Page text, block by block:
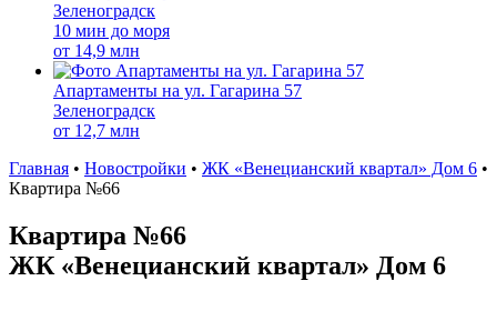
Зеленоградск
10 мин до моря
от 14,9 млн
Апартаменты на ул. Гагарина 57
Зеленоградск
от 12,7 млн
Главная • Новостройки • ЖК «Венецианский квартал» Дом 6 •
Квартира №66
Квартира №66
ЖК «Венецианский квартал» Дом 6